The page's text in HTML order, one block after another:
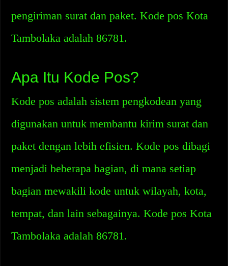
pengiriman surat dan paket. Kode pos Kota
Tambolaka adalah 86781.
Apa Itu Kode Pos?
Kode pos adalah sistem pengkodean yang
digunakan untuk membantu kirim surat dan
paket dengan lebih efisien. Kode pos dibagi
menjadi beberapa bagian, di mana setiap
bagian mewakili kode untuk wilayah, kota,
tempat, dan lain sebagainya. Kode pos Kota
Tambolaka adalah 86781.